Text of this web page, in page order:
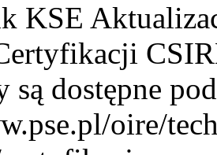
KSE
są dostępne
oire/